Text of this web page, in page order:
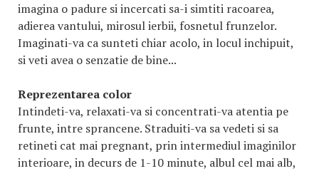
imagina o padure si incercati sa-i simtiti racoarea,
adierea vantului, mirosul ierbii, fosnetul frunzelor.
Imaginati-va ca sunteti chiar acolo, in locul inchipuit,
si veti avea o senzatie de bine...
Reprezentarea color
Intindeti-va, relaxati-va si concentrati-va atentia pe
frunte, intre sprancene. Straduiti-va sa vedeti si sa
retineti cat mai pregnant, prin intermediul imaginilor
interioare, in decurs de 1-10 minute, albul cel mai alb,